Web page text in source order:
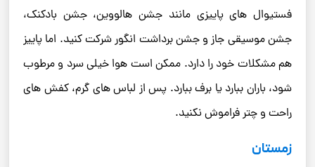
فستیوال های پاییزی مانند جشن هالووین، جشن بادکنک،
جشن موسیقی جاز و جشن برداشت انگور شرکت کنید. اما پاییز
هم مشکلات خود را دارد. ممکن است هوا خیلی سرد و مرطوب
شود، باران ببارد یا برف ببارد. پس از لباس های گرم، کفش های
راحت و چتر فراموش نکنید.
زمستان